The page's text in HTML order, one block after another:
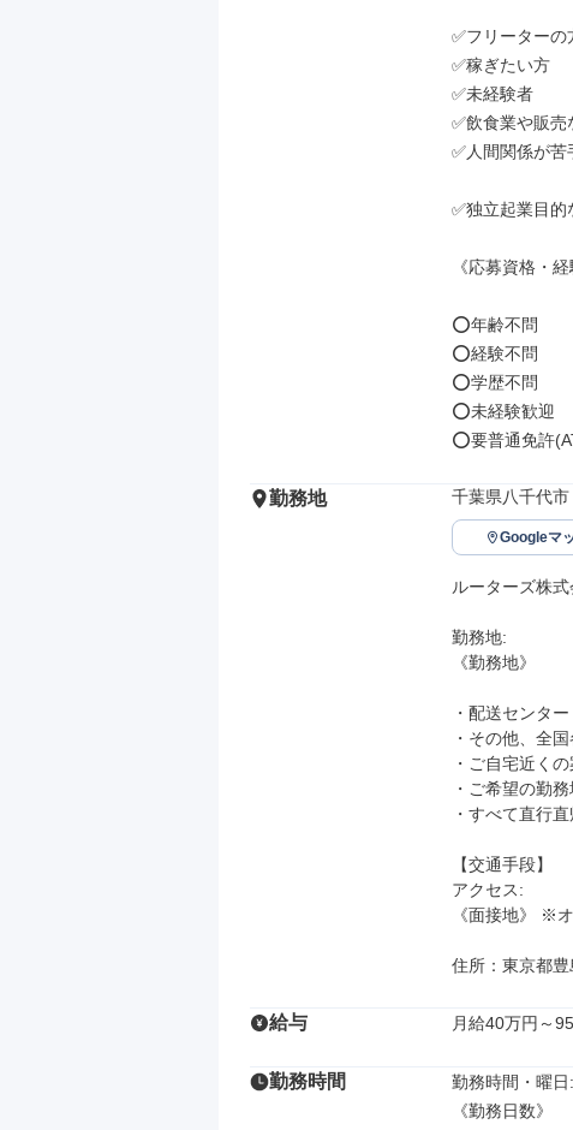
✅フリーターの
✅稼ぎたい方
✅未経験者
✅飲食業や販
✅人間関係が苦
✅独立起業目的
《応募資格・経
⭕年齢不問
⭕経験不問
⭕学歴不問
⭕未経験歓迎
⭕要普通免許
勤務地 千葉県八千代市
Googleマ
ルーターズ株式
勤務地:
《勤務地》
・配送センタ
・その他、全
・ご自宅近く
・ご希望の勤
・すべて直行
【交通手段】
アクセス:
《面接地》 ※
住所：東京都
給与 月給40万円～
勤務時間
勤務時間・曜日:
《勤務日数》